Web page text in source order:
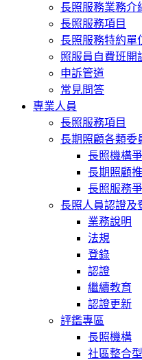
長照服務業務介
長照服務項目
長照服務特約單
照服員自費班開
申訴管道
常見問答
專業人員
長照服務項目
長期照顧各類委
長照機構
長期照顧
長照服務
長照人員認證及
業務說明
法規
登錄
認證
繼續教育
認證更新
評鑑專區
長照機構
社區整合